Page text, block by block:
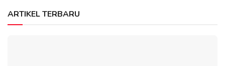
ARTIKEL TERBARU